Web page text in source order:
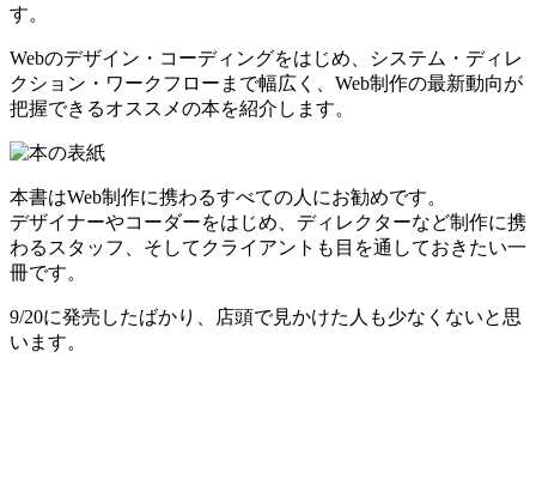
す。
Webのデザイン・コーディングをはじめ、システム・ディレ
クション・ワークフローまで幅広く、Web制作の最新動向が
把握できるオススメの本を紹介します。
本書はWeb制作に携わるすべての人にお勧めです。
デザイナーやコーダーをはじめ、ディレクターなど制作に携
わるスタッフ、そしてクライアントも目を通しておきたい一
冊です。
9/20に発売したばかり、店頭で見かけた人も少なくないと思
います。